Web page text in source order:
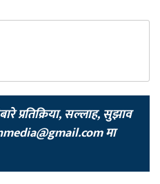
प्रतिक्रिया, सल्लाह, सुझाव
मा